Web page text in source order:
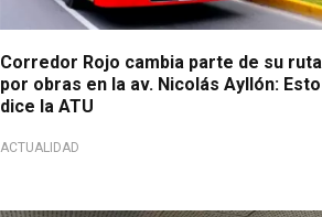
Corredor Rojo cambia parte de su ruta
por obras en la av. Nicolás Ayllón: Esto
dice la ATU
ACTUALIDAD